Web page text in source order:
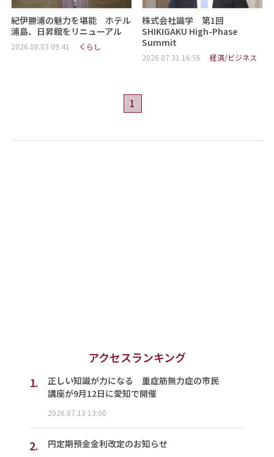
紀伊勝浦の魅力を堪能 ホテル
浦島、日昇館をリニューアル
2026.08.03 09:41 くらし
株式会社識学 第1回
SHIKIGAKU High-Phase
Summit
2026.07.31 16:56 経済/ビジネス
1
アクセスランキング
1.
正しい知識が力になる 重症筋無力症の市民
講座が9月12日に愛知で開催
2026.07.13 13:00
2. 円定期預金金利改定のお知らせ